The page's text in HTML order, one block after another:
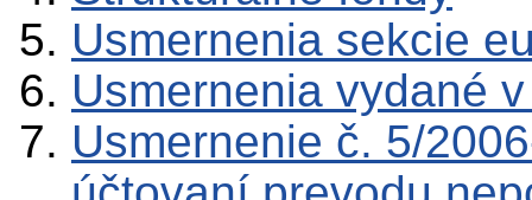
Usmernenia sekcie
Usmernenia vydané
Usmernenie č. 5/